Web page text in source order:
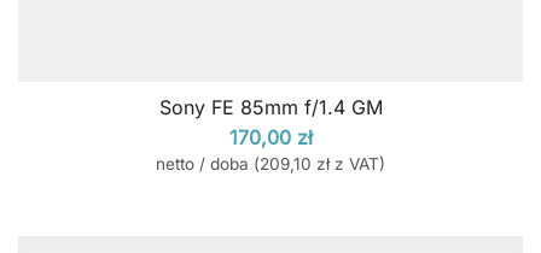
Sony FE 85mm f/1.4 GM
170,00 zł
netto / doba (209,10 złz VAT)